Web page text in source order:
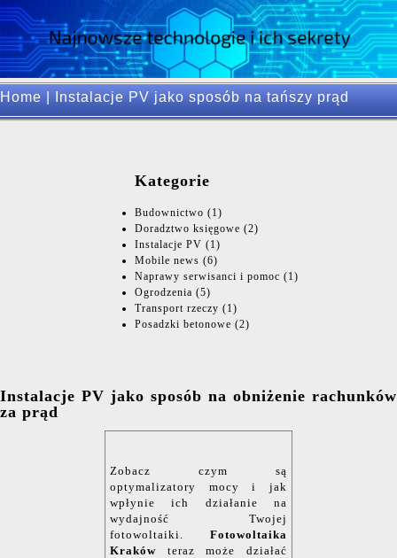
Home Instalacje PV jako sposób na tańszy prąd
Kategorie
Budownictwo (1)
Doradztwo księgowe (2)
Instalacje PV (1)
Mobile news (6)
Naprawy serwisanci i pomoc (1)
Ogrodzenia (5)
Transport rzeczy (1)
Posadzki betonowe (2)
Instalacje PV jako sposób na obniżenie rachunków
za prąd
Zobacz czym są
optymalizatory mocy i jak
wpłynie ich działanie na
wydajność Twojej
fotowoltaiki. Fotowoltaika
Kraków teraz może działać